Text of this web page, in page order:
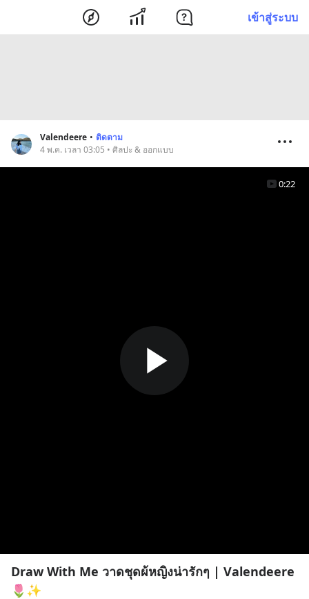
เข้าสู่ระบบ
Valendeere • ติดตาม
4 พ.ค. เวลา 03:05 • ศิลปะ & ออกแบบ
0:22
Draw With Me วาดชุดผ้หญิงน่ารักๆ | Valendeere
🌷✨️